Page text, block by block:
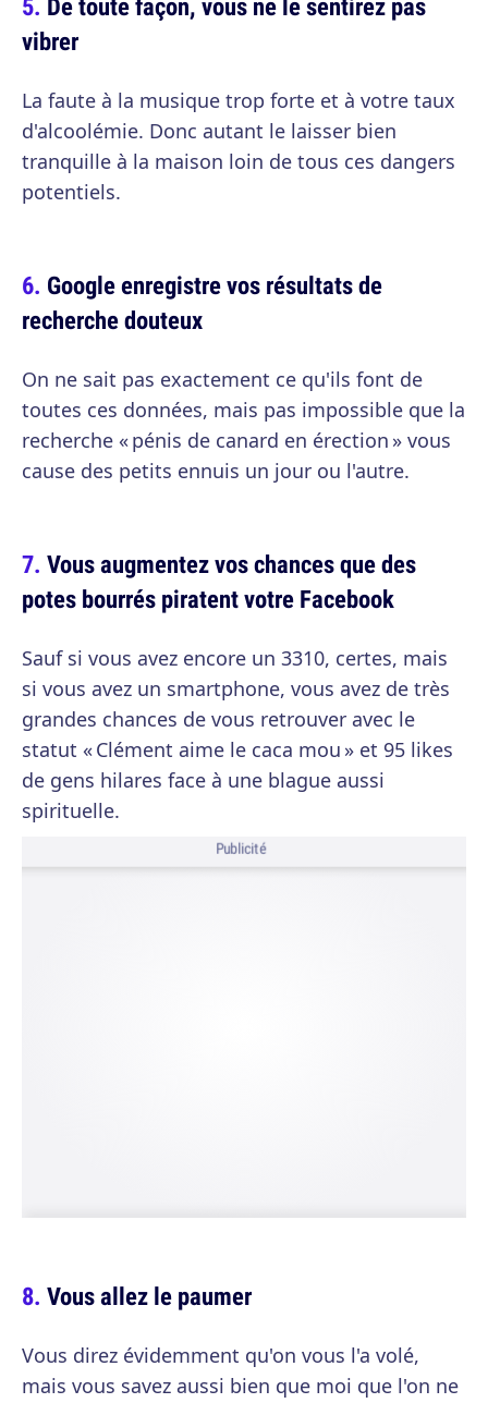
vibrer
La faute à la musique trop forte et à votre taux
d'alcoolémie. Donc autant le laisser bien
tranquille à la maison loin de tous ces dangers
potentiels.
Google enregistre vos résultats de
recherche douteux
On ne sait pas exactement ce qu'ils font de
toutes ces données, mais pas impossible que la
recherche « pénis de canard en érection » vous
cause des petits ennuis un jour ou l'autre.
Vous augmentez vos chances que des
potes bourrés piratent votre Facebook
Sauf si vous avez encore un 3310, certes, mais
si vous avez un smartphone, vous avez de très
grandes chances de vous retrouver avec le
statut « Clément aime le caca mou » et 95 likes
de gens hilares face à une blague aussi
spirituelle.
Publicité
Vous allez le paumer
Vous direz évidemment qu'on vous l'a volé,
mais vous savez aussi bien que moi que l'on ne